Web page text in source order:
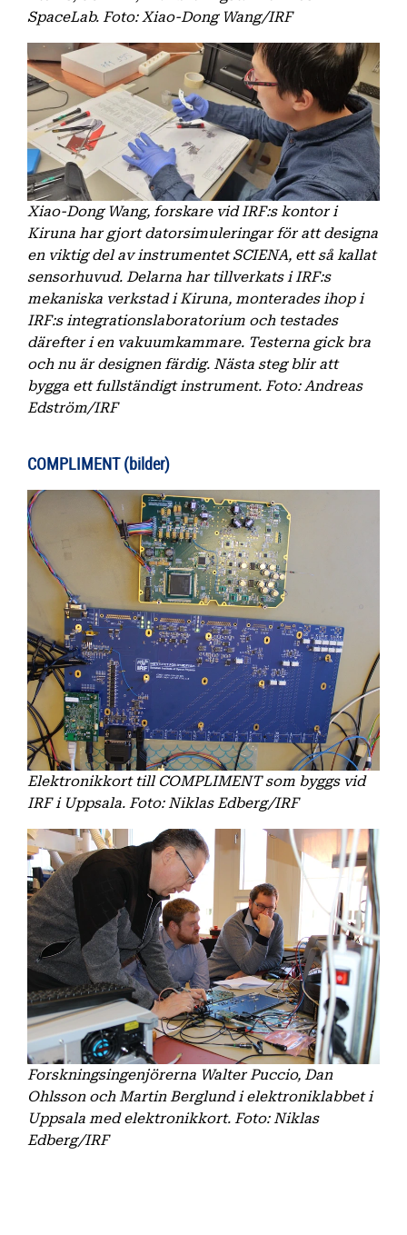
SpaceLab. Foto: Xiao-Dong Wang/IRF
Xiao-Dong Wang, forskare vid IRF:s kontor i
Kiruna har gjort datorsimuleringar för att designa
en viktig del av instrumentet SCIENA, ett så kallat
sensorhuvud. Delarna har tillverkats i IRF:s
mekaniska verkstad i Kiruna, monterades ihop i
IRF:s integrationslaboratorium och testades
därefter i en vakuumkammare. Testerna gick bra
och nu är designen färdig. Nästa steg blir att
bygga ett fullständigt instrument. Foto: Andreas
Edström/IRF
COMPLIMENT (bilder)
Elektronikkort till COMPLIMENT som byggs vid
IRF i Uppsala. Foto: Niklas Edberg/IRF
Forskningsingenjörerna Walter Puccio, Dan
Ohlsson och Martin Berglund i elektroniklabbet i
Uppsala med elektronikkort. Foto: Niklas
Edberg/IRF